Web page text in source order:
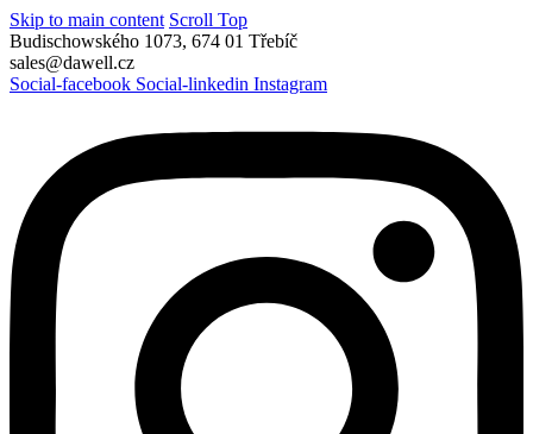
Skip to main content Scroll Top
Budischowského 1073, 674 01 Třebíč
sales@dawell.cz
Social-facebook Social-linkedin Instagram